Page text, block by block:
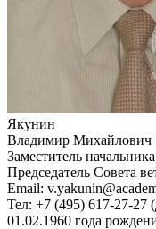
Якунин
Владимир Михайлович
Заместитель
Председатель Совета
Email:
Тел: +7 (495) 617-27-27
01.02.1960 года